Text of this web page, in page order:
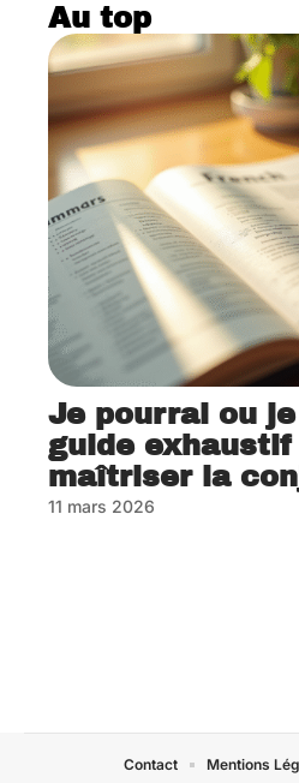
Au top
Je pourrai ou
guide exhaustif
maîtriser la
11 mars 2026
Contact Mentions